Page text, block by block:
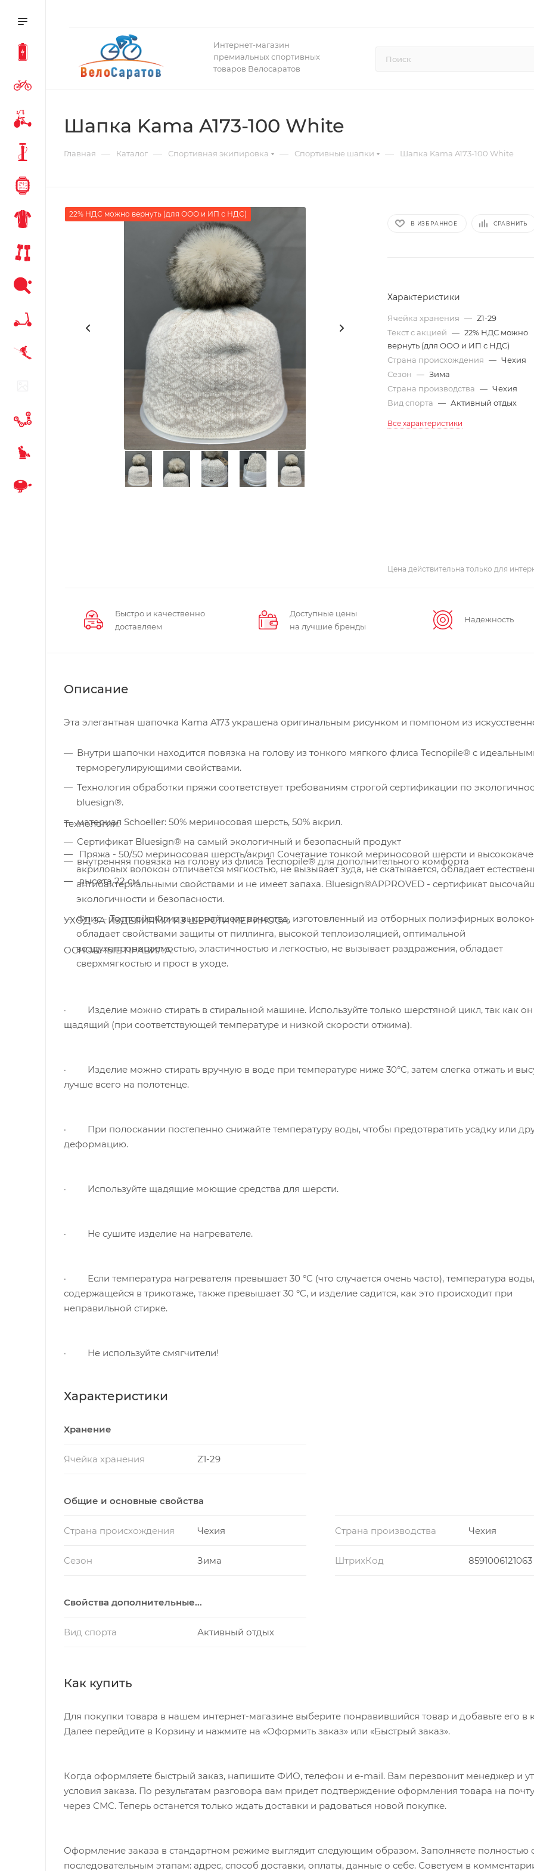
Интернет-магазин
премиальных спортивных
товаров Велосаратов
Шапка Kama A173-100 White
Главная — Каталог — Спортивная экипировка — Спортивные шапки — Шапка Kama A173-100 White
22% НДС можно вернуть (для ООО и ИП с НДС)
В ИЗБРАННОЕ СРАВНИТЬ
Характеристики
Ячейка хранения — Z1-29
Текст с акцией — 22% НДС можно
вернуть (для ООО и ИП с НДС)
Страна происхождения — Чехия
Сезон — Зима
Страна производства — Чехия
Вид спорта — Активный отдых
Все характеристики
Цена действительна только для
Быстро и качественно
доставляем
Доступные цены
на лучшие бренды
Надежность
Описание
Эта элегантная шапочка Kama A173 украшена оригинальным рисунком и помпоном из
Внутри шапочки находится повязка на голову из тонкого мягкого флиса Tecnopile® с
терморегулирующими свойствами.
Технология обработки пряжи соответствует требованиям строгой сертификации по
bluesign®.
материал Schoeller: 50% мериносовая шерсть, 50% акрил.
Сертификат Bluesign® на самый экологичный и безопасный продукт
внутренняя повязка на голову из флиса Tecnopile® для дополнительного комфорта
высота 22 см
Технологии:
Пряжа - 50/50 мериносовая шерсть/акрил Сочетание тонкой мериносовой шерсти и
акриловых волокон отличается мягкостью, не вызывает зуда, не скатывается, обладает
антибактериальными свойствами и не имеет запаха. Bluesign®APPROVED - сертификат
экологичности и безопасности.
Флис - Tecnopile Флис высочайшего качества, изготовленный из отборных полиэфирных
обладает свойствами защиты от пиллинга, высокой теплоизоляцией, оптимальной
воздухопроницаемостью, эластичностью и легкостью, не вызывает раздражения, обладает
сверхмягкостью и прост в уходе.
УХОД ЗА ИЗДЕЛИЯМИ ИЗ ШЕРСТИ МЕРИНОСА:
ОСНОВНЫЕ ПРАВИЛА:
· Изделие можно стирать в стиральной машине. Используйте только шерстяной цикл, так как
щадящий (при соответствующей температуре и низкой скорости отжима).
· Изделие можно стирать вручную в воде при температуре ниже 30°C, затем слегка отжать и
лучше всего на полотенце.
· При полоскании постепенно снижайте температуру воды, чтобы предотвратить усадку или
деформацию.
· Используйте щадящие моющие средства для шерсти.
· Не сушите изделие на нагревателе.
· Если температура нагревателя превышает 30 °C (что случается очень часто), температура воды,
содержащейся в трикотаже, также превышает 30 °C, и изделие садится, как это происходит при
неправильной стирке.
· Не используйте смягчители!
Характеристики
Хранение
Ячейка хранения Z1-29
Общие и основные свойства
Страна происхождения Чехия Страна производства Чехия
Сезон Зима ШтрихКод 8591006121063
Свойства дополнительные...
Вид спорта Активный отдых
Как купить
Для покупки товара в нашем интернет-магазине выберите понравившийся товар и добавьте его в
Далее перейдите в Корзину и нажмите на «Оформить заказ» или «Быстрый заказ».
Когда оформляете быстрый заказ, напишите ФИО, телефон и e-mail. Вам перезвонит менеджер и
условия заказа. По результатам разговора вам придет подтверждение оформления товара на
через СМС. Теперь останется только ждать доставки и радоваться новой покупке.
Оформление заказа в стандартном режиме выглядит следующим образом. Заполняете полностью
последовательным этапам: адрес, способ доставки, оплаты, данные о себе. Советуем в